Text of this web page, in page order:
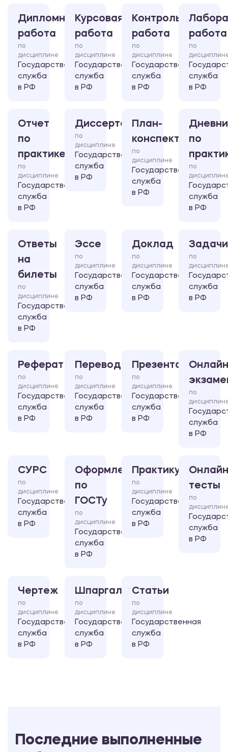
Дипломная
работа
по
дисциплине
Государственная
служба
в РФ
Курсовая
работа
по
дисциплине
Государственная
служба
в РФ
Контрольная
работа
по
дисциплине
Государственная
служба
в РФ
работа
по
служба
в РФ
Отчет
по
практике
по
дисциплине
Государственная
служба
в РФ
Диссертация
по
дисциплине
Государственная
служба
в РФ
План-
конспект
по
дисциплине
Государственная
служба
в РФ
по
по
служба
в РФ
Ответы
на
билеты
по
дисциплине
Государственная
служба
в РФ
Эссе
по
дисциплине
Государственная
служба
в РФ
Доклад
по
дисциплине
Государственная
служба
в РФ
Задачи
по
служба
в РФ
Реферат
по
дисциплине
Государственная
служба
в РФ
Перевод
по
дисциплине
Государственная
служба
в РФ
Презентация
по
дисциплине
Государственная
служба
в РФ
по
служба
в РФ
СУРС
по
дисциплине
Государственная
служба
в РФ
Оформление
по
ГОСТу
по
дисциплине
Государственная
служба
в РФ
Практикум
по
дисциплине
Государственная
служба
в РФ
тесты
по
служба
в РФ
Чертеж
по
дисциплине
Государственная
служба
в РФ
Шпаргалка
по
дисциплине
Государственная
служба
в РФ
Статьи
по
дисциплине
Государственная
служба
в РФ
Последние выполненные